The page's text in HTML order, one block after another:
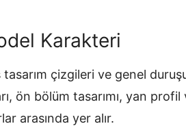
Karakteri
tasarım çizgileri ve genel
ön bölüm tasarımı, yan
arasında yer alır.